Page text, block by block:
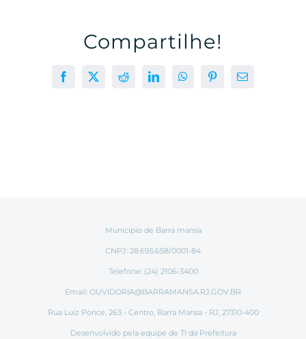
Compartilhe!
Facebook
X RedditLinkedInWhatsAppPinterest
E-
Município de Barra mansa
CNPJ: 28.695.658/0001-84
Telefone: (24) 2106-3400
Email: OUVIDORIA@BARRAMANSA.RJ.GOV.BR
Rua Luiz Ponce, 263 - Centro, Barra Mansa - RJ, 27310-400
Desenvolvido pela equipe de TI da Prefeitura